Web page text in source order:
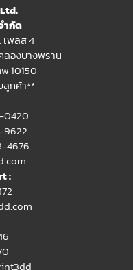
ำกัด
เพลส 4
องบางพราน
10150
กค้า**
0420
9622
4676
: